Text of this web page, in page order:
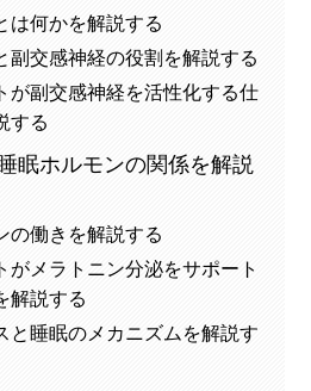
は何かを解説する
副交感神経の役割を解説する
が副交感神経を活性化する仕
する
眠ホルモンの関係を解説
の働きを解説する
がメラトニン分泌をサポート
解説する
と睡眠のメカニズムを解説す